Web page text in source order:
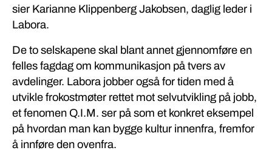
sier Karianne Klippenberg Jakobsen, daglig leder i
Labora.
De to selskapene skal blant annet gjennomføre en
felles fagdag om kommunikasjon på tvers av
avdelinger. Labora jobber også for tiden med å
utvikle frokostmøter rettet mot selvutvikling på jobb,
et fenomen Q.I.M. ser på som et konkret eksempel
på hvordan man kan bygge kultur innenfra, fremfor
å innføre den ovenfra.